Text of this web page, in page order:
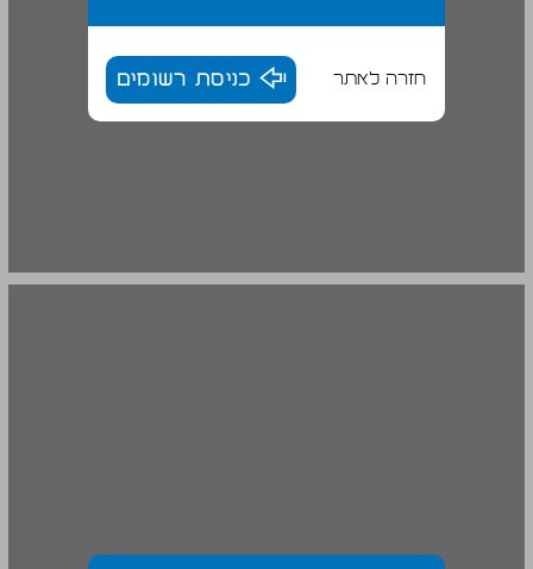
חזרה לאתר כניסת רשומים